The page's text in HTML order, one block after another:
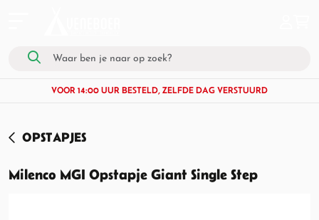
VOOR 14:00 UUR BESTELD, ZELFDE DAG VERSTUURD
OPSTAPJES
Milenco MGI Opstapje Giant Single Step